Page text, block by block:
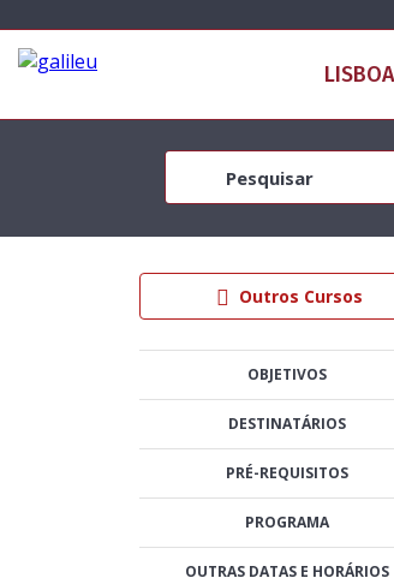
Outros Cursos
OBJETIVOS
DESTINATÁRIOS
PRÉ-REQUISITOS
PROGRAMA
OUTRAS DATAS E HORÁRIOS